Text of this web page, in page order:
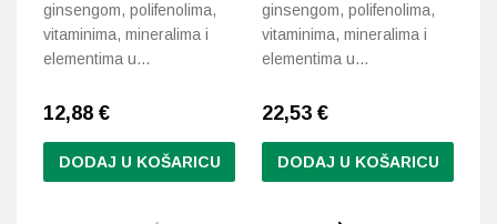
ginsengom, polifenolima,
vitaminima, mineralima i
elementima u…
12,88 €
DODAJ U KOŠARICU
ginsengom, polifenolima,
vitaminima, mineralima i
elementima u…
22,53 €
DODAJ U KOŠARICU